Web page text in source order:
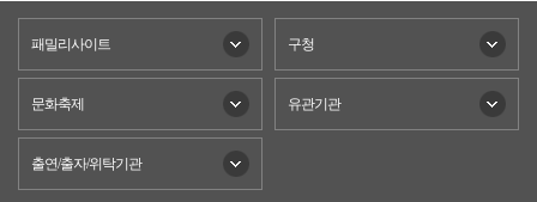
패밀리사이트 구청
문화축제 유관기관
출연/출자/위탁기관